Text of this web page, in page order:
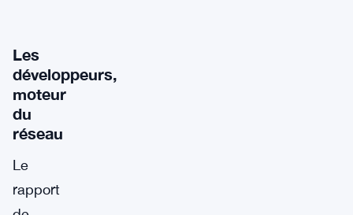
Les
développeurs,
moteur
du
réseau
Le
rapport